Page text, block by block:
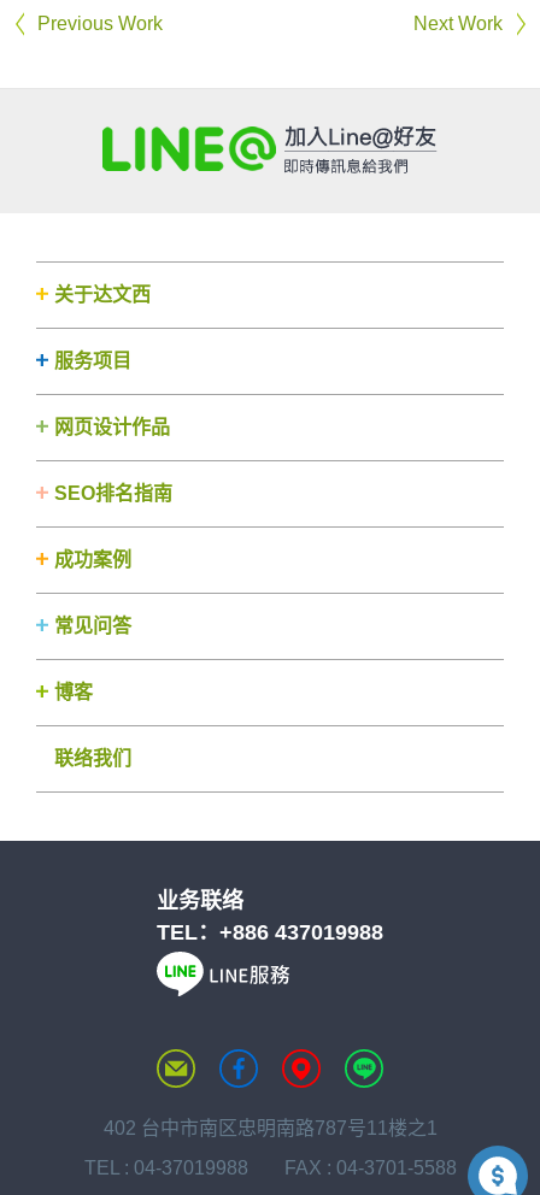
Previous Work Next Work
关于达文西
服务项目
网页设计作品
SEO排名指南
成功案例
常见问答
博客
联络我们
业务联络
TEL： +886 437019988
402 台中市南区忠明南路787号11楼之1
TEL : 04-37019988 FAX : 04-3701-5588